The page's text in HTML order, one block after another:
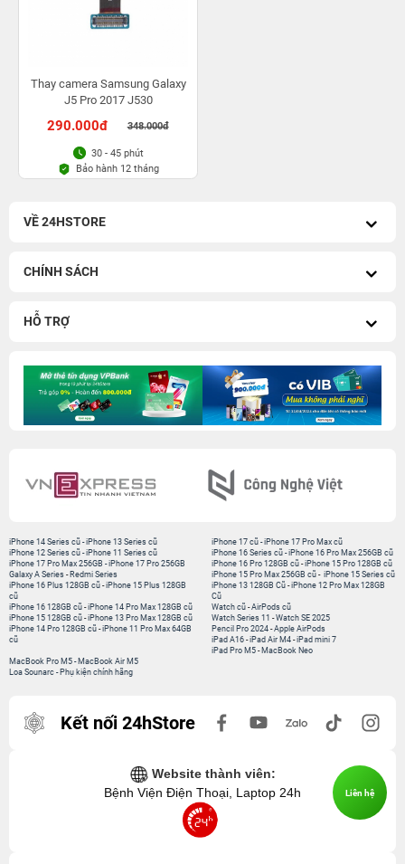
Thay camera Samsung Galaxy
J5 Pro 2017 J530
290.000đ 348.000đ
30 - 45 phút
Bảo hành 12 tháng
VỀ 24HSTORE
CHÍNH SÁCH
HỖ TRỢ
iPhone 14 Series cũ -iPhone 13 Series cũ
iPhone 12 Series cũ -iPhone 11 Series cũ
iPhone 17 Pro Max 256GB -iPhone 17 Pro 256GB
Galaxy A Series - Redmi Series
iPhone 17 cũ -iPhone 17 Pro Max cũ
iPhone 16 Series cũ - iPhone 16 Pro Max 256GB cũ
iPhone 16 Pro 128GB cũ -iPhone 15 Pro 128GB cũ
iPhone 15 Pro Max 256GB cũ - iPhone 15 Series cũ
iPhone 16 Plus 128GB cũ -iPhone 15 Plus 128GB
cũ
iPhone 16 128GB cũ -iPhone 14 Pro Max 128GB cũ
iPhone 15 128GB cũ -iPhone 13 Pro Max 128GB cũ
iPhone 14 Pro 128GB cũ -iPhone 11 Pro Max 64GB
cũ
iPhone 13 128GB Cũ -iPhone 12 Pro Max 128GB
Cũ
Watch cũ -AirPods cũ
Watch Series 11 -Watch SE 2025
Pencil Pro 2024 -Apple AirPods
iPad A16 -iPad Air M4 -iPad mini 7
iPad Pro M5 - MacBook Neo
MacBook Pro M5 - MacBook Air M5
Loa Sounarc - Phụ kiện chính hãng
Kết nối 24hStore
Website thành viên:
Bệnh Viện Điện Thoại, Laptop 24h
Liên hệ